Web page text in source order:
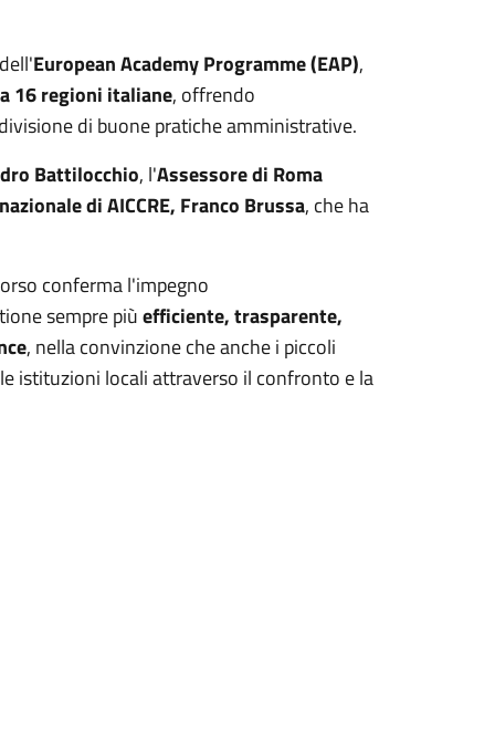
European Academy Programme (EAP),
16 regioni italiane, offrendo
di buone pratiche amministrative.
Battilocchio, l'Assessore di Roma
di AICCRE, Franco Brussa, che ha
conferma l'impegno
sempre piùefficiente, trasparente,
, nella convinzione che anche i piccoli
istituzioni locali attraverso il confronto e la